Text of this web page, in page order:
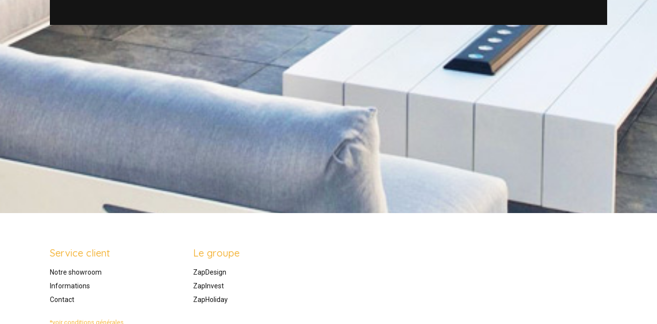
Service client
Notre showroom
Informations
Contact
Le groupe
ZapDesign
ZapInvest
ZapHoliday
*voir conditions générales